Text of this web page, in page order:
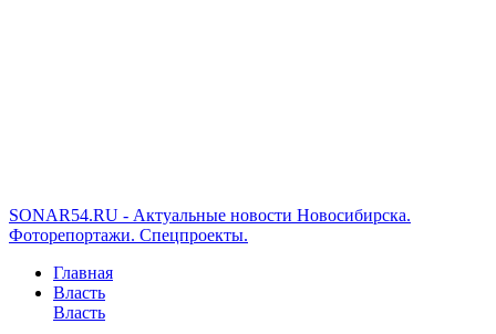
SONAR54.RU - Актуальные новости Новосибирска.
Фоторепортажи. Спецпроекты.
Главная
Власть
Власть